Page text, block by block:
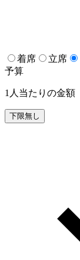
着席 立席
予算
1人当たりの金額
下限無し